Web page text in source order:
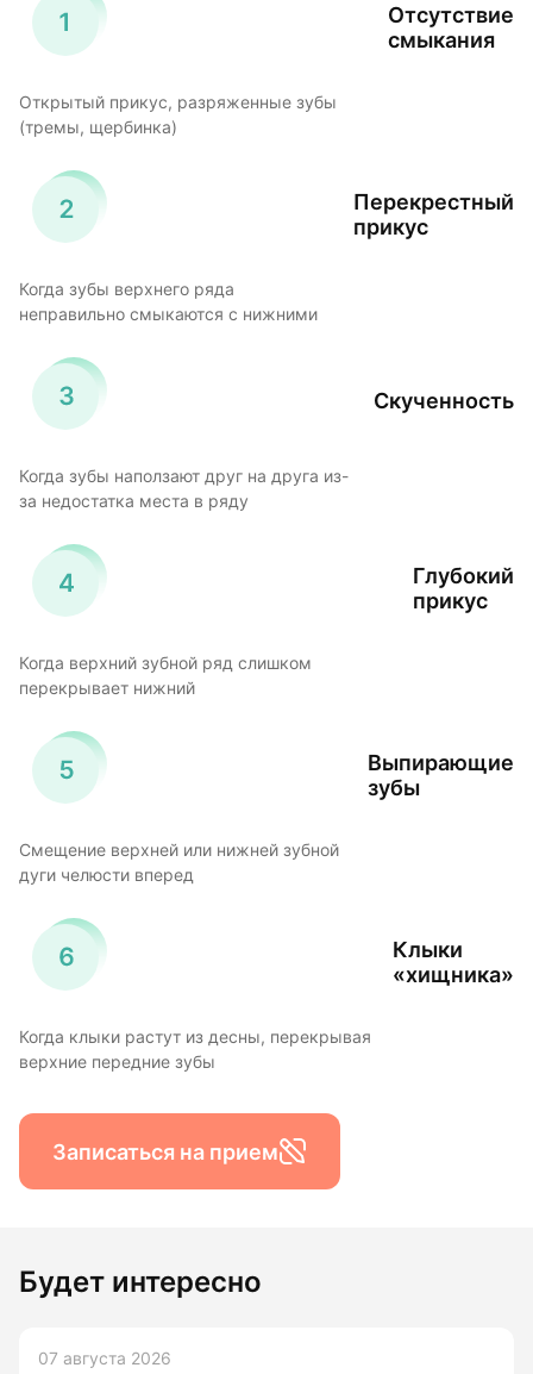
Отсутствие
смыкания
Открытый прикус, разряженные зубы
(тремы, щербинка)
Перекрестный
прикус
Когда зубы верхнего ряда
неправильно смыкаются с нижними
Скученность
Когда зубы наползают друг на друга из-
за недостатка места в ряду
Глубокий
прикус
Когда верхний зубной ряд слишком
перекрывает нижний
Выпирающие
зубы
Смещение верхней или нижней зубной
дуги челюсти вперед
Клыки
«хищника»
Когда клыки растут из десны, перекрывая
верхние передние зубы
Записаться на прием
Будет интересно
07 августа 2026